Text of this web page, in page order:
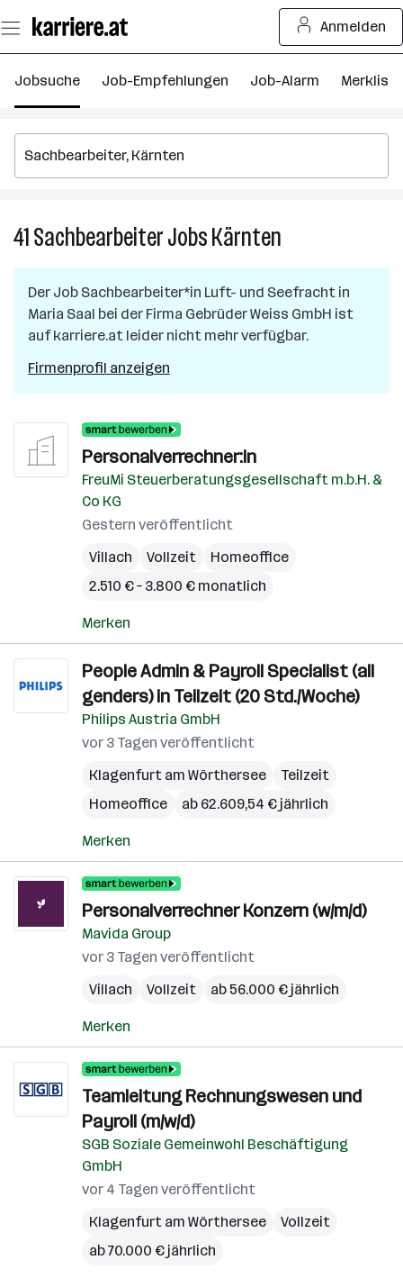
Seiteninhalt
springen
Anmelden
Jobsuche Job-Empfehlungen Job-Alarm Merkliste
41SachbearbeiterJobsKärnten
in
Kärnten
Der Job Sachbearbeiter*in Luft- und Seefracht in
Maria Saal bei der Firma Gebrüder Weiss GmbH ist
auf karriere.at leider nicht mehr verfügbar.
Firmenprofil anzeigen
Personalverrechner:in
FreuMi Steuerberatungsgesellschaft m.b.H. &
Co KG
Gestern veröffentlicht
Villach
Vollzeit
Homeoffice
2.510 € – 3.800 € monatlich
Merken
People Admin & Payroll Specialist (all
genders) in Teilzeit (20 Std./Woche)
Philips Austria GmbH
vor 3 Tagen veröffentlicht
Klagenfurt am Wörthersee
Teilzeit
Homeoffice
ab 62.609,54 € jährlich
Merken
Personalverrechner Konzern (w/m/d)
Mavida Group
vor 3 Tagen veröffentlicht
Villach
Vollzeit ab 56.000 € jährlich
Merken
Teamleitung Rechnungswesen und
Payroll (m/w/d)
SGB Soziale Gemeinwohl Beschäftigung
GmbH
vor 4 Tagen veröffentlicht
Klagenfurt am Wörthersee
Vollzeit
ab 70.000 € jährlich